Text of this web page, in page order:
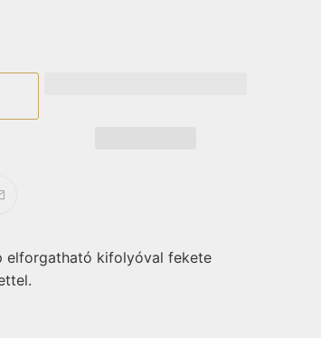
elforgatható kifolyóval fekete